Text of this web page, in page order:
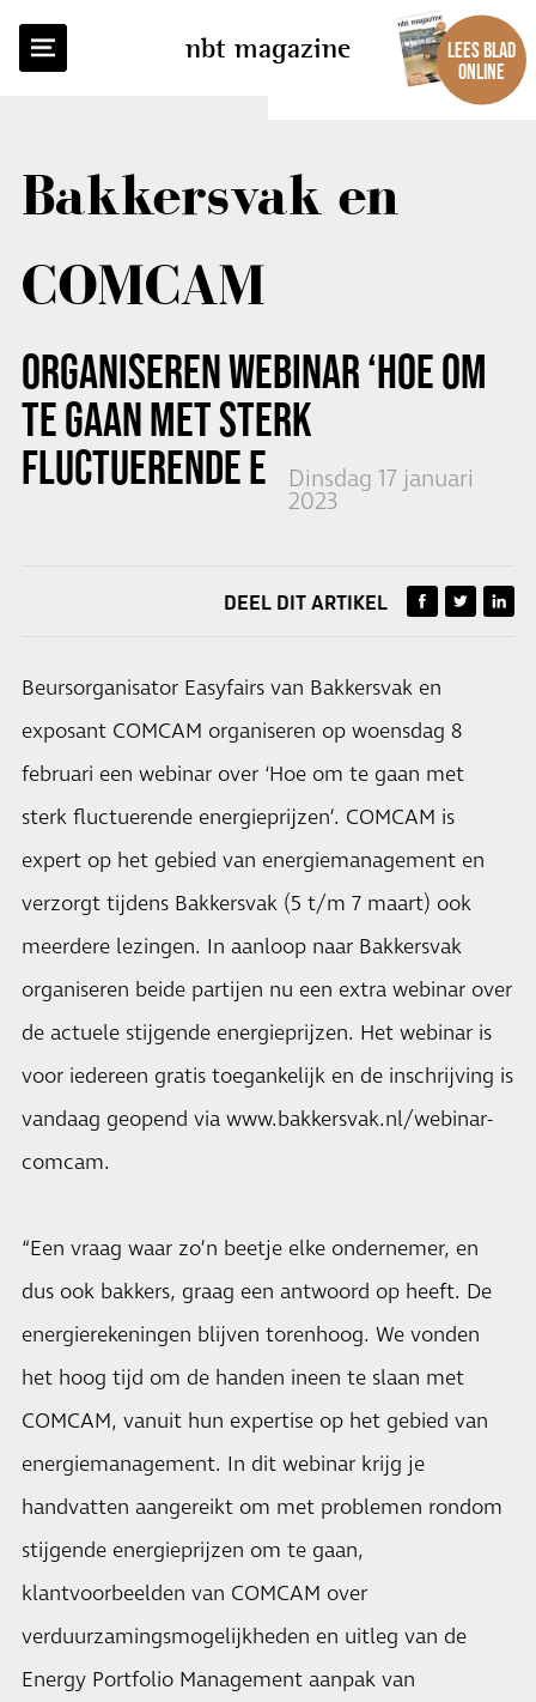
nbt magazine
LEES BLAD
ONLINE
Bakkersvak en
COMCAM
ORGANISEREN WEBINAR ‘HOE OM
TE GAAN MET STERK
FLUCTUERENDE ENERGIEPRIJZEN’
Dinsdag 17 januari
2023
TERUG NAAR OVERZICHT
DEEL DIT ARTIKEL
Beursorganisator Easyfairs van Bakkersvak en
exposant COMCAM organiseren op woensdag 8
februari een webinar over ‘Hoe om te gaan met
sterk fluctuerende energieprijzen’. COMCAM is
expert op het gebied van energiemanagement en
verzorgt tijdens Bakkersvak (5 t/m 7 maart) ook
meerdere lezingen. In aanloop naar Bakkersvak
organiseren beide partijen nu een extra webinar over
de actuele stijgende energieprijzen. Het webinar is
voor iedereen gratis toegankelijk en de inschrijving is
vandaag geopend via www.bakkersvak.nl/webinar-
comcam.
“Een vraag waar zo’n beetje elke ondernemer, en
dus ook bakkers, graag een antwoord op heeft. De
energierekeningen blijven torenhoog. We vonden
het hoog tijd om de handen ineen te slaan met
COMCAM, vanuit hun expertise op het gebied van
energiemanagement. In dit webinar krijg je
handvatten aangereikt om met problemen rondom
stijgende energieprijzen om te gaan,
klantvoorbeelden van COMCAM over
verduurzamingsmogelijkheden en uitleg van de
Energy Portfolio Management aanpak van